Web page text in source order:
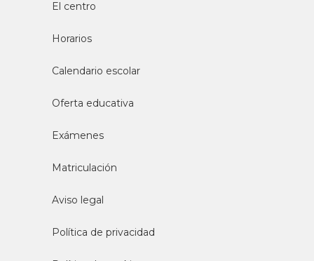
El centro
Horarios
Calendario escolar
Oferta educativa
Exámenes
Matriculación
Aviso legal
Política de privacidad